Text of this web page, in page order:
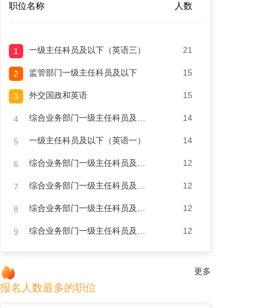
职位名称 人数
1 一级主任科员及以下（英语三） 21
2 监管部门一级主任科员及以下 15
3 外交国政和英语 15
4 14
5 一级主任科员及以下（英语一） 14
6 12
7 12
8 12
9 12
报名人数最多的职位
更多